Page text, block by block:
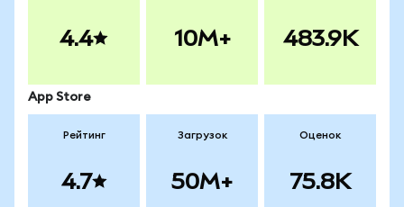
4.4 10M+ 483.9K
App Store
Рейтинг
4.7
Загрузок
50M+
Оценок
75.8K